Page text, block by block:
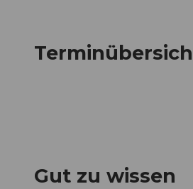
Gut zu wissen